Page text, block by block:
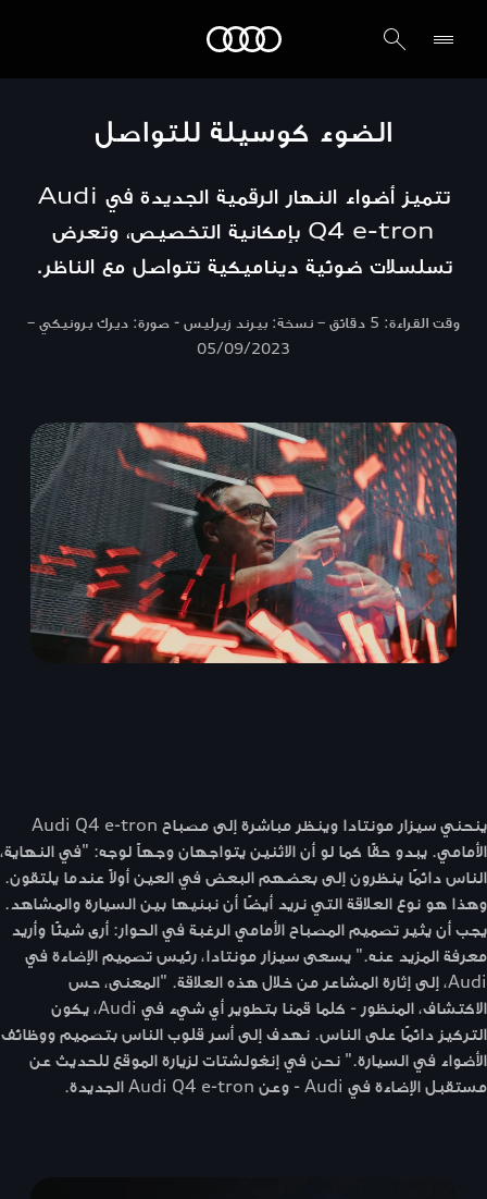
الضوء كوسيلة للتواصل
تتميز أضواء النهار الرقمية الجديدة في Audi
Q4 e-tron بإمكانية التخصيص، وتعرض
تسلسلات ضوئية ديناميكية تتواصل مع الناظر.
وقت القراءة: 5 دقائق – نسخة: بيرند زيرليس - صورة: ديرك برونيكي –
05/09/2023
ينحني سيزار مونتادا وينظر مباشرة إلى مصباح Audi Q4 e-tron
الأمامي. يبدو حقًا كما لو أن الاثنين يتواجهان وجهاً لوجه: "في النهاية،
الناس دائمًا ينظرون إلى بعضهم البعض في العين أولاً عندما يلتقون.
وهذا هو نوع العلاقة التي نريد أيضًا أن نبنيها بين السيارة والمشاهد.
يجب أن يثير تصميم المصباح الأمامي الرغبة في الحوار: أرى شيئًا وأريد
معرفة المزيد عنه." يسعى سيزار مونتادا، رئيس تصميم الإضاءة في
Audi، إلى إثارة المشاعر من خلال هذه العلاقة. "المعنى، حس
الاكتشاف، المنظور - كلما قمنا بتطوير أي شيء في Audi، يكون
التركيز دائمًا على الناس. نهدف إلى أسر قلوب الناس بتصميم ووظائف
الأضواء في السيارة." نحن في إنغولشتات لزيارة الموقع للحديث عن
مستقبل الإضاءة في Audi - وعن Audi Q4 e-tron الجديدة.